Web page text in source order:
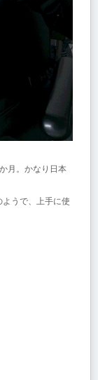
月。かなり日本
うで、上手に使